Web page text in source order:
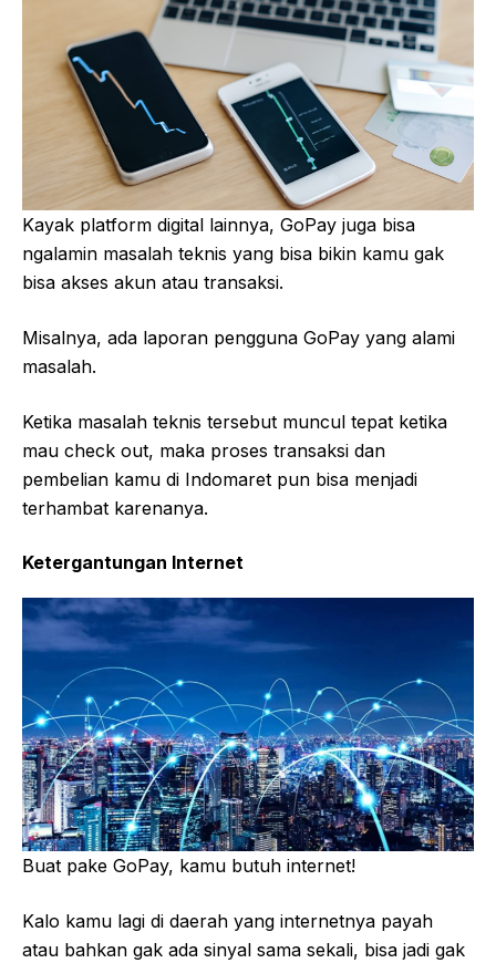
Kayak platform digital lainnya, GoPay juga bisa
ngalamin masalah teknis yang bisa bikin kamu gak
bisa akses akun atau transaksi.
Misalnya, ada laporan pengguna GoPay yang alami
masalah.
Ketika masalah teknis tersebut muncul tepat ketika
mau check out, maka proses transaksi dan
pembelian kamu di Indomaret pun bisa menjadi
terhambat karenanya.
Ketergantungan Internet
Buat pake GoPay, kamu butuh internet!
Kalo kamu lagi di daerah yang internetnya payah
atau bahkan gak ada sinyal sama sekali, bisa jadi gak